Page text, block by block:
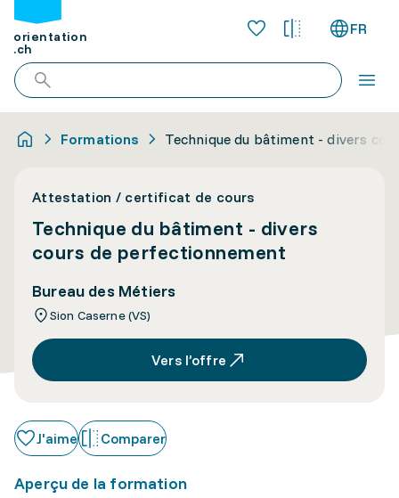
orientation
.ch
FR
Formations Technique du bâtiment - divers
Attestation / certificat de cours
Technique du bâtiment - divers
cours de perfectionnement
Bureau des Métiers
Sion Caserne (VS)
Vers l’offre
J'aime Comparer
Aperçu de la formation